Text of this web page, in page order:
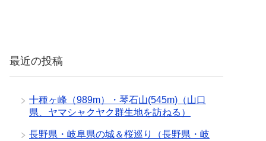
最近の投稿
十種ヶ峰（989m）・琴石山(545m)（山口
県、ヤマシャクヤク群生地を訪ねる）
長野県・岐阜県の城＆桜巡り（長野県・岐